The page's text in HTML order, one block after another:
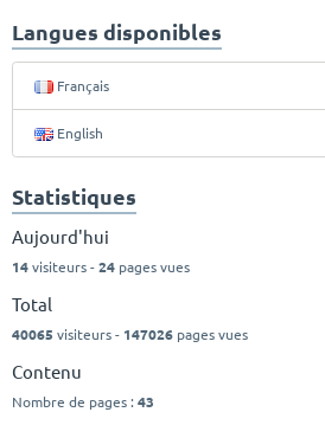
Langues disponibles
Français
English
Statistiques
Aujourd'hui
14visiteurs -24 pages vues
Total
40065 visiteurs - 147026 pages vues
Contenu
Nombre de pages : 43